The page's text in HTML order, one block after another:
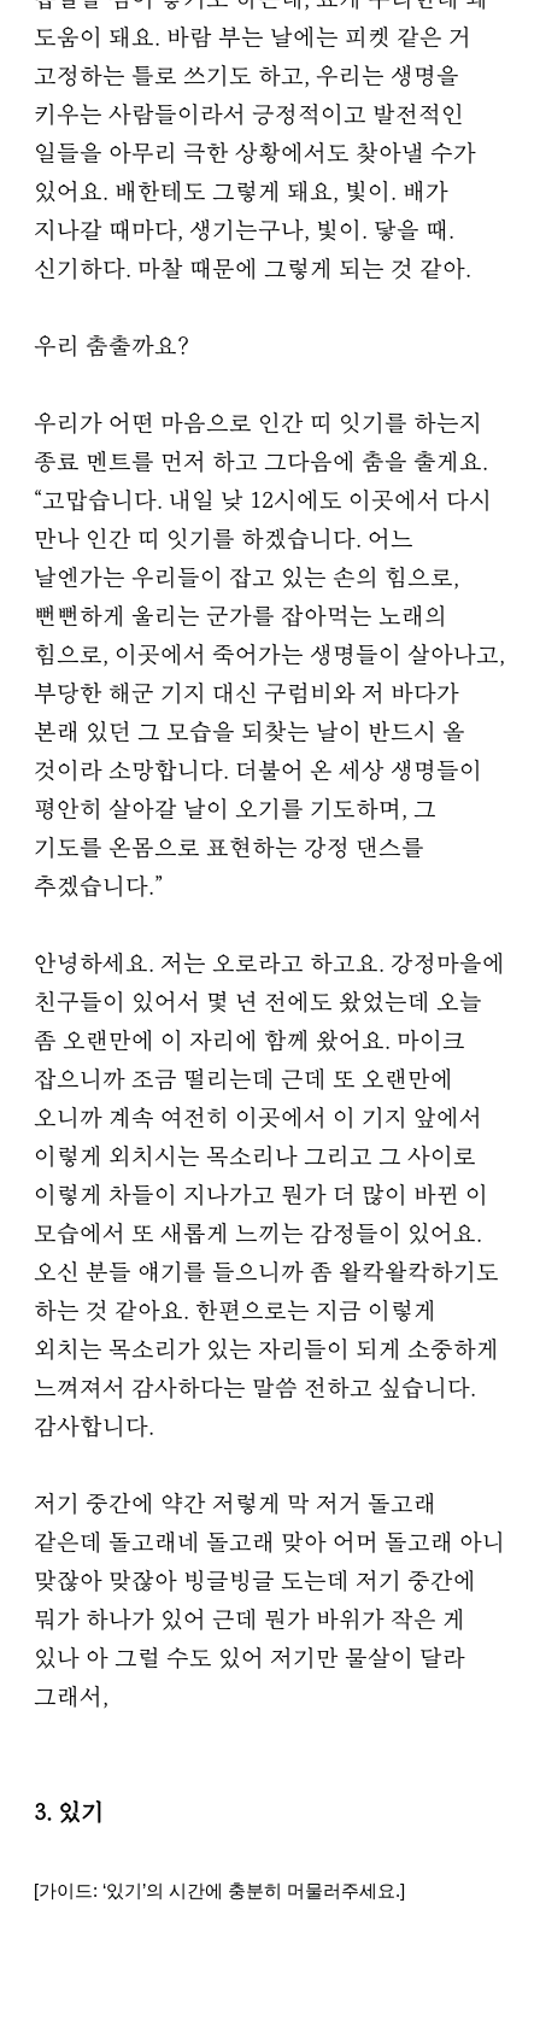
도움이 돼요. 바람 부는 날에는 피켓 같은 거
고정하는 틀로 쓰기도 하고, 우리는 생명을
키우는 사람들이라서 긍정적이고 발전적인
일들을 아무리 극한 상황에서도 찾아낼 수가
있어요. 배한테도 그렇게 돼요, 빛이. 배가
지나갈 때마다, 생기는구나, 빛이. 닿을 때.
신기하다. 마찰 때문에 그렇게 되는 것 같아.
우리 춤출까요?
우리가 어떤 마음으로 인간 띠 잇기를 하는지
종료 멘트를 먼저 하고 그다음에 춤을 출게요.
“고맙습니다. 내일 낮 12시에도 이곳에서 다시
만나 인간 띠 잇기를 하겠습니다. 어느
날엔가는 우리들이 잡고 있는 손의 힘으로,
뻔뻔하게 울리는 군가를 잡아먹는 노래의
힘으로, 이곳에서 죽어가는 생명들이 살아나고,
부당한 해군 기지 대신 구럼비와 저 바다가
본래 있던 그 모습을 되찾는 날이 반드시 올
것이라 소망합니다. 더불어 온 세상 생명들이
평안히 살아갈 날이 오기를 기도하며, 그
기도를 온몸으로 표현하는 강정 댄스를
추겠습니다.”
안녕하세요. 저는 오로라고 하고요. 강정마을에
친구들이 있어서 몇 년 전에도 왔었는데 오늘
좀 오랜만에 이 자리에 함께 왔어요. 마이크
잡으니까 조금 떨리는데 근데 또 오랜만에
오니까 계속 여전히 이곳에서 이 기지 앞에서
이렇게 외치시는 목소리나 그리고 그 사이로
이렇게 차들이 지나가고 뭔가 더 많이 바뀐 이
모습에서 또 새롭게 느끼는 감정들이 있어요.
오신 분들 얘기를 들으니까 좀 왈칵왈칵하기도
하는 것 같아요. 한편으로는 지금 이렇게
외치는 목소리가 있는 자리들이 되게 소중하게
느껴져서 감사하다는 말씀 전하고 싶습니다.
감사합니다.
저기 중간에 약간 저렇게 막 저거 돌고래
같은데 돌고래네 돌고래 맞아 어머 돌고래 아니
맞잖아 맞잖아 빙글빙글 도는데 저기 중간에
뭐가 하나가 있어 근데 뭔가 바위가 작은 게
있나 아 그럴 수도 있어 저기만 물살이 달라
그래서,
3. 있기
[가이드: ‘있기’의 시간에 충분히 머물러주세요.]